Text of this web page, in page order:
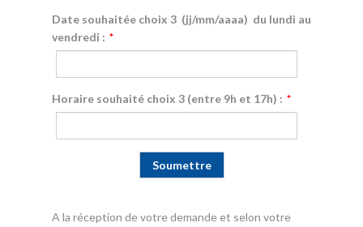
Date souhaitée choix 3 (jj/mm/aaaa) du lundi au
vendredi : *
Horaire souhaité choix 3 (entre 9h et 17h) : *
A la réception de votre demande et selon votre